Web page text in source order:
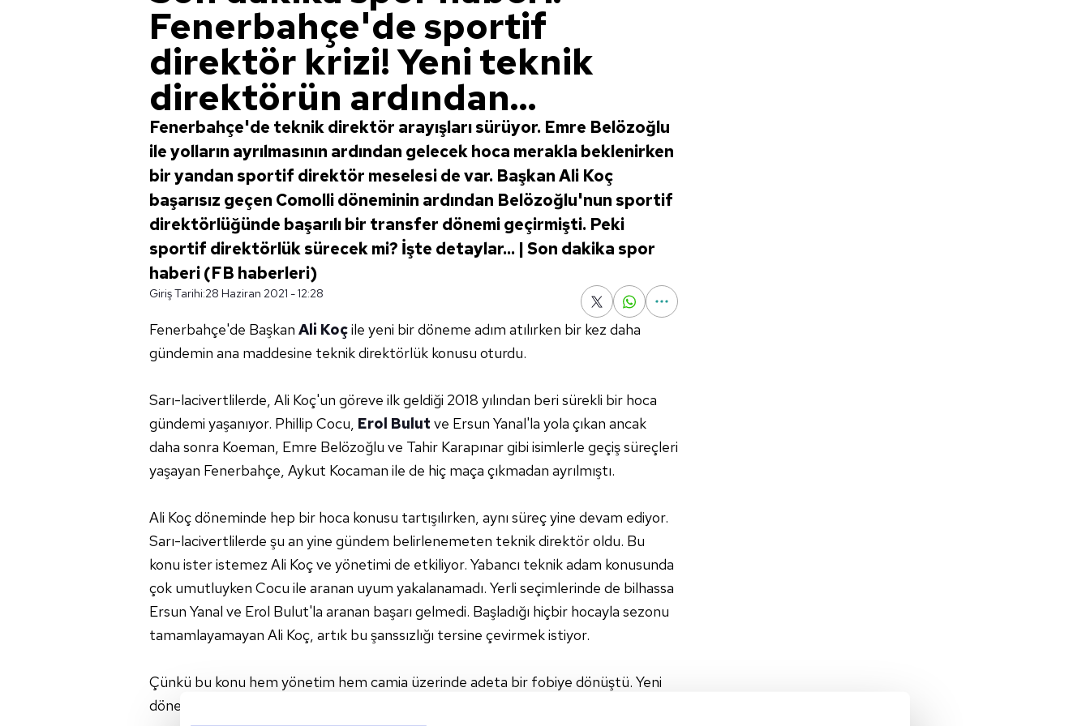
Fenerbahçe'de sportif
direktör krizi! Yeni teknik
direktörün ardından...
Fenerbahçe'de teknik direktör arayışları sürüyor. Emre Belözoğlu
ile yolların ayrılmasının ardından gelecek hoca merakla beklenirken
bir yandan sportif direktör meselesi de var. Başkan Ali Koç
başarısız geçen Comolli döneminin ardından Belözoğlu'nun sportif
direktörlüğünde başarılı bir transfer dönemi geçirmişti. Peki
sportif direktörlük sürecek mi? İşte detaylar... | Son dakika spor
haberi (FB haberleri)
Giriş Tarihi:28 Haziran 2021 - 12:28
Fenerbahçe'de Başkan Ali Koçile yeni bir döneme adım atılırken bir kez daha
gündemin ana maddesine teknik direktörlük konusu oturdu.
Sarı-lacivertlilerde, Ali Koç'un göreve ilk geldiği 2018 yılından beri sürekli bir hoca
gündemi yaşanıyor. Phillip Cocu, Erol Bulut ve Ersun Yanal'la yola çıkan ancak
daha sonra Koeman, Emre Belözoğlu ve Tahir Karapınar gibi isimlerle geçiş süreçleri
yaşayan Fenerbahçe, Aykut Kocaman ile de hiç maça çıkmadan ayrılmıştı.
Ali Koç döneminde hep bir hoca konusu tartışılırken, aynı süreç yine devam ediyor.
Sarı-lacivertlilerde şu an yine gündem belirlenemeten teknik direktör oldu. Bu
konu ister istemez Ali Koç ve yönetimi de etkiliyor. Yabancı teknik adam konusunda
çok umutluyken Cocu ile aranan uyum yakalanamadı. Yerli seçimlerinde de bilhassa
Ersun Yanal ve Erol Bulut'la aranan başarı gelmedi. Başladığı hiçbir hocayla sezonu
tamamlayamayan Ali Koç, artık bu şanssızlığı tersine çevirmek istiyor.
Çünkü bu konu hem yönetim hem camia üzerinde adeta bir fobiye dönüştü. Yeni
dönemde yeni belirlenecek hoca ile uzun vadeli ve başarılı bir süreç hedefleniyor.